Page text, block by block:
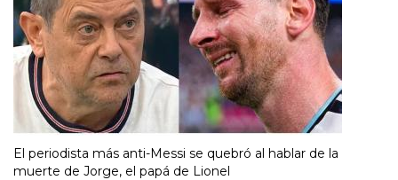
El periodista más anti-Messi se quebró al hablar de la
muerte de Jorge, el papá de Lionel